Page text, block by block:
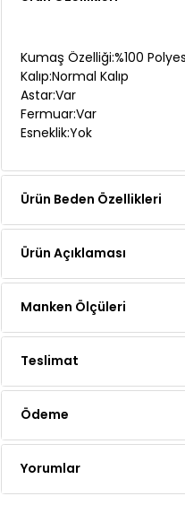
Astar:Var
Fermuar:Var
Esneklik:Yok
Manken Ölçüleri